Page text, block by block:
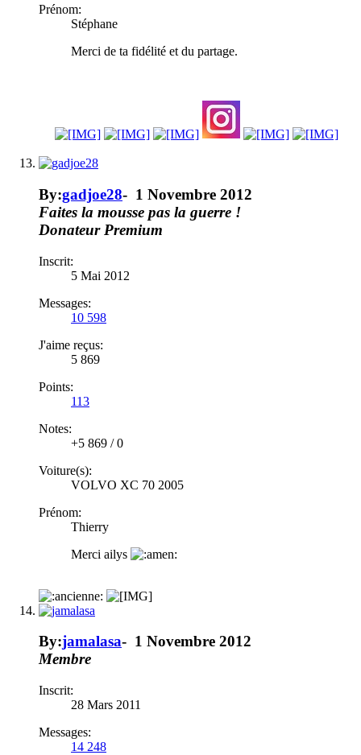
Prénom:
Stéphane
Merci de ta fidélité et du partage.
By:gadjoe28- 1 Novembre 2012
Faites la mousse pas la guerre !
Donateur Premium
Inscrit:
5 Mai 2012
Messages:
10 598
J'aime reçus:
5 869
Points:
113
Notes:
+5 869 /0
Voiture(s):
VOLVO XC 70 2005
Prénom:
Thierry
Merci ailys
By:jamalasa- 1 Novembre 2012
Membre
Inscrit:
28 Mars 2011
Messages:
14 248